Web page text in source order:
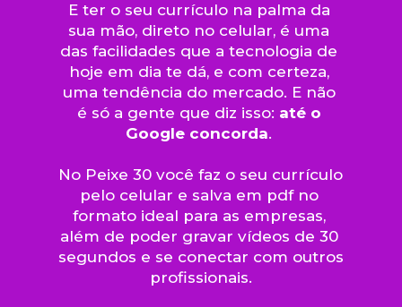
E ter o seu currículo na palma da
sua mão, direto no celular, é uma
das facilidades que a tecnologia de
hoje em dia te dá, e com certeza,
uma tendência do mercado. E não
é só a gente que diz isso: até o
Google concorda.
No Peixe 30 você faz o seu currículo
pelo celular e salva em pdf no
formato ideal para as empresas,
além de poder gravar vídeos de 30
segundos e se conectar com outros
profissionais.